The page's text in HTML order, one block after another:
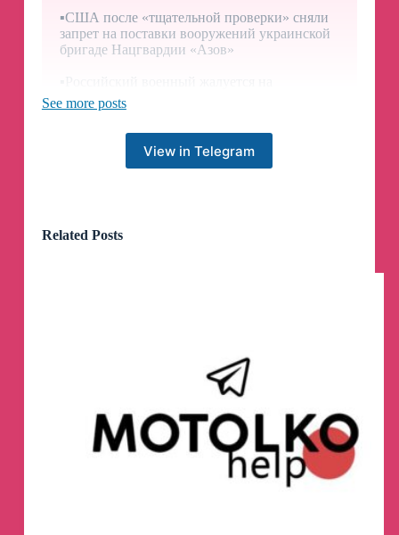
▪️США после «тщательной проверки» сняли
запрет на поставки вооружений украинской
бригаде Нацгвардии «Азов»
регулярные угоны транспорта
военнослужащими 70-й мотострелковой
https://theins.ru/news/272304
независимые медиа проведут марафон
Во время марафона будет проходить сбор
средств в поддержку российских
политзаключенных. Среди участников —
The Insider, «Новая газета Европа», «Медуза»,
«Дождь», «Медиазона», ФБК («Популярная
политика» и «Навальный Live»), Мария
See more posts
View in Telegram
Related Posts